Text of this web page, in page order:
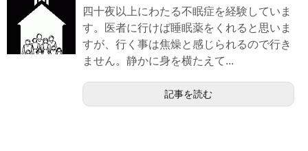
四十夜以上にわたる不眠症を経験していま
す。医者に行けば睡眠薬をくれると思いま
すが、行く事は焦燥と感じられるので行き
ません。静かに身を横たえて...
記事を読む